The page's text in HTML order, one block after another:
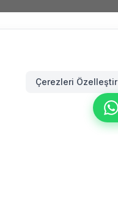
Çerezleri Özelleştir